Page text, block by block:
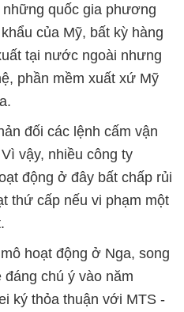
quốc gia phương
của Mỹ, bất kỳ hàng
tại nước ngoài nhưng
phần mềm xuất xứ Mỹ
đối các lệnh cấm vận
vậy, nhiều công ty
động ở đây bất chấp rủi
thứ cấp nếu vi phạm một
hoạt động ở Nga, song
chú ý vào năm
ký thỏa thuận với MTS -